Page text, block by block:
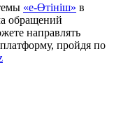
«е-Өтініш» в
обращений
направлять
пройдя по